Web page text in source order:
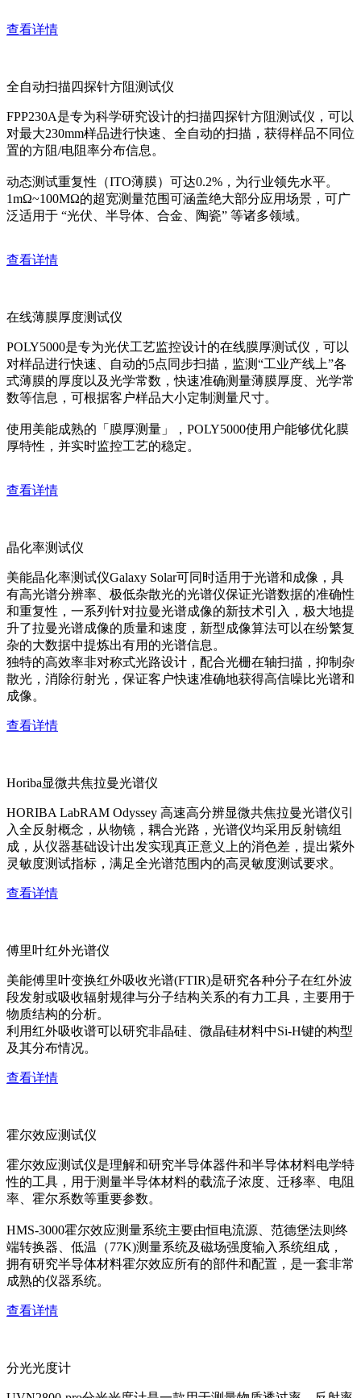
查看详情
全自动扫描四探针方阻测试仪
FPP230A是专为科学研究设计的扫描四探针方阻测试仪，可以
对最大230mm样品进行快速、全自动的扫描，获得样品不同位
置的方阻/电阻率分布信息。
动态测试重复性（ITO薄膜）可达0.2%，为行业领先水平。
1mΩ~100MΩ的超宽测量范围可涵盖绝大部分应用场景，可广
泛适用于 “光伏、半导体、合金、陶瓷” 等诸多领域。
查看详情
在线薄膜厚度测试仪
POLY5000是专为光伏工艺监控设计的在线膜厚测试仪，可以
对样品进行快速、自动的5点同步扫描，监测“工业产线上”各
式薄膜的厚度以及光学常数，快速准确测量薄膜厚度、光学常
数等信息，可根据客户样品大小定制测量尺寸。
使用美能成熟的「膜厚测量」，POLY5000使用户能够优化膜
厚特性，并实时监控工艺的稳定。
查看详情
晶化率测试仪
美能晶化率测试仪Galaxy Solar可同时适用于光谱和成像，具
有高光谱分辨率、极低杂散光的光谱仪保证光谱数据的准确性
和重复性，一系列针对拉曼光谱成像的新技术引入，极大地提
升了拉曼光谱成像的质量和速度，新型成像算法可以在纷繁复
杂的大数据中提炼出有用的光谱信息。
独特的高效率非对称式光路设计，配合光栅在轴扫描，抑制杂
散光，消除衍射光，保证客户快速准确地获得高信噪比光谱和
成像。
查看详情
Horiba显微共焦拉曼光谱仪
HORIBA LabRAM Odyssey 高速高分辨显微共焦拉曼光谱仪引
入全反射概念，从物镜，耦合光路，光谱仪均采用反射镜组
成，从仪器基础设计出发实现真正意义上的消色差，提出紫外
灵敏度测试指标，满足全光谱范围内的高灵敏度测试要求。
查看详情
傅里叶红外光谱仪
美能傅里叶变换红外吸收光谱(FTIR)是研究各种分子在红外波
段发射或吸收辐射规律与分子结构关系的有力工具，主要用于
物质结构的分析。
利用红外吸收谱可以研究非晶硅、微晶硅材料中Si-H键的构型
及其分布情况。
查看详情
霍尔效应测试仪
霍尔效应测试仪是理解和研究半导体器件和半导体材料电学特
性的工具，用于测量半导体材料的载流子浓度、迁移率、电阻
率、霍尔系数等重要参数。
HMS-3000霍尔效应测量系统主要由恒电流源、范德堡法则终
端转换器、低温（77K)测量系统及磁场强度输入系统组成，
拥有研究半导体材料霍尔效应所有的部件和配置，是一套非常
成熟的仪器系统。
查看详情
分光光度计